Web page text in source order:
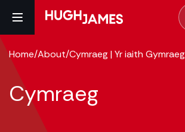
Home/About/Cymraeg | Yr iaith Gymraeg
Cymraeg